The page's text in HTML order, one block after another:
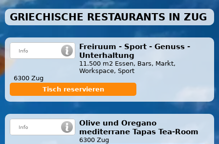
GRIECHISCHE RESTAURANTS IN ZUG
Freiruum - Sport - Genuss -
Unterhaltung
11.500 m2 Essen, Bars, Markt,
Workspace, Sport
6300 Zug
Tisch reservieren
Olive und Oregano
mediterrane Tapas Tea-Room
6300 Zug